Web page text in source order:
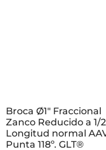
Broca Ø1″ Fraccional
Zanco Reducido a 1/
Longitud normal
Punta 118º. GLT®